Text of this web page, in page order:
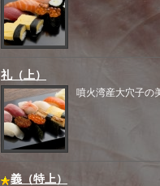
礼（上）
噴火湾産大穴子の
義（特上）